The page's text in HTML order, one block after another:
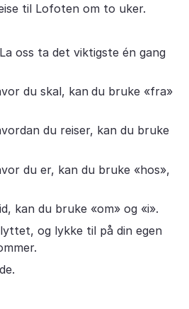
til Lofoten om to uker.
oss ta det viktigste én gang
du skal, kan du bruke «fra»
du reiser, kan du bruke
du er, kan du bruke «hos»,
kan du bruke «om» og «i».
og lykke til på din egen